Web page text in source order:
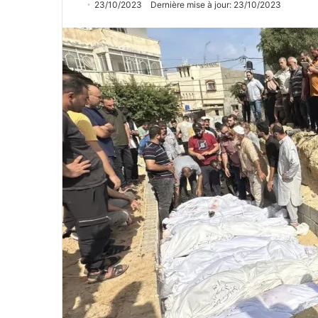
23/10/2023 Dernière mise à jour: 23/10/2023